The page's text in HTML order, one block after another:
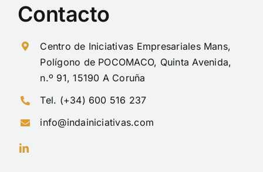
Contacto
Centro de Iniciativas Empresariales Mans,
Polígono de POCOMACO, Quinta Avenida,
n.º 91, 15190 A Coruña
Tel. (+34) 600 516 237
info@indainiciativas.com